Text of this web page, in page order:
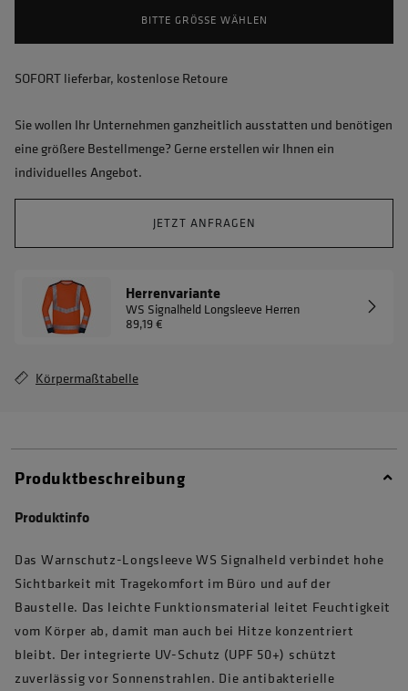
BITTE GRÖSSE WÄHLEN
SOFORT lieferbar, kostenlose Retoure
Sie wollen Ihr Unternehmen ganzheitlich ausstatten und benötigen
eine größere Bestellmenge? Gerne erstellen wir Ihnen ein
individuelles Angebot.
JETZT ANFRAGEN
Herrenvariante
WS Signalheld Longsleeve Herren
89,19 €
Körpermaßtabelle
Produktbeschreibung
Produktinfo
Das Warnschutz-Longsleeve WS Signalheld verbindet hohe
Sichtbarkeit mit Tragekomfort im Büro und auf der
Baustelle. Das leichte Funktionsmaterial leitet Feuchtigkeit
vom Körper ab, damit man auch bei Hitze konzentriert
bleibt. Der integrierte UV-Schutz (UPF 50+) schützt
zuverlässig vor Sonnenstrahlen. Die antibakterielle